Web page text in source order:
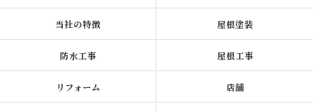
当社の特徴 屋根塗装
防水工事 屋根工事
リフォーム 店舗